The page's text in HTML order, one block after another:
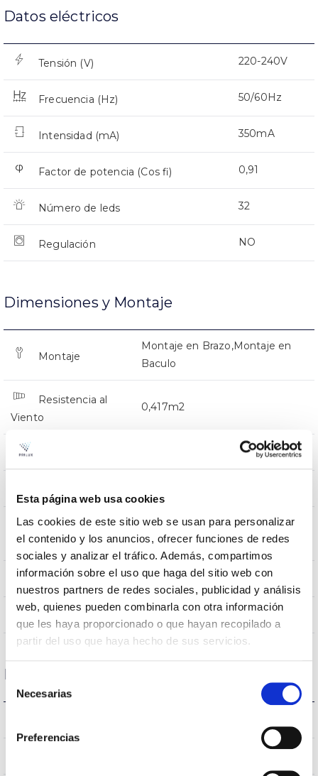
Esta página web usa cookies
Las cookies de este sitio web se usan para personalizar
el contenido y los anuncios, ofrecer funciones de redes
sociales y analizar el tráfico. Además, compartimos
información sobre el uso que haga del sitio web con
nuestros partners de redes sociales, publicidad y análisis
web, quienes pueden combinarla con otra información
que les haya proporcionado o que hayan recopilado a
partir del uso que haya hecho de sus servicios.
Selección
Necesarias
Preferencias
Datos eléctricos
Tensión (V) 220-240V
Frecuencia (Hz) 50/60Hz
Intensidad (mA) 350mA
Factor de potencia (Cos fi) 0,91
Número de leds 32
Regulación NO
Dimensiones y Montaje
Montaje
Montaje en Brazo,Montaje en
Baculo
Resistencia al
Viento
0,417m2
Posición de
montaje
Montaje en Brazo,Montaje en
Baculo
Empalmable NO
Iluminación Directa